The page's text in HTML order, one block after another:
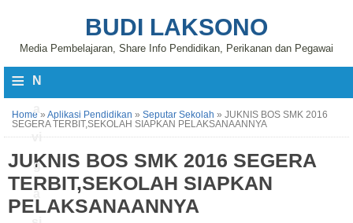
BUDI LAKSONO
Media Pembelajaran, Share Info Pendidikan, Perikanan dan Pegawai
≡ N
vi
g
a
Home » Aplikasi Pendidikan » Seputar Sekolah » JUKNIS BOS SMK 2016
SEGERA TERBIT,SEKOLAH SIAPKAN PELAKSANAANNYA
JUKNIS BOS SMK 2016 SEGERA
TERBIT,SEKOLAH SIAPKAN
PELAKSANAANNYA